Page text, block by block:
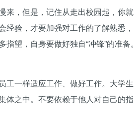
来，但是，记住从走出校园起，你就
验，才要加强对工作的了解熟悉，
望，自身要做好独自“冲锋”的准备。
工一样适应工作、做好工作。大学生
体之中。不要依赖于他人对自己的指